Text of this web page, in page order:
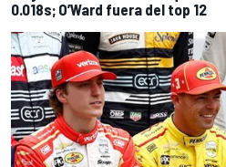
0.018s; O’Ward fuera del top 12